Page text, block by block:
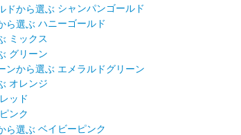
シャンパンゴールド
ハニーゴールド
ミックス
グリーン
エメラルドグリーン
オレンジ
レッド
ピンク
ベイビーピンク